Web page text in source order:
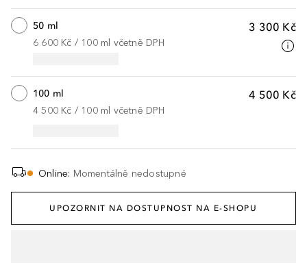
3 300 Kč
50 ml
6 600 Kč / 100 ml včetně DPH
4 500 Kč
100 ml
4 500 Kč / 100 ml včetně DPH
Online: Momentálně nedostupné
UPOZORNIT NA DOSTUPNOST NA E-SHOPU